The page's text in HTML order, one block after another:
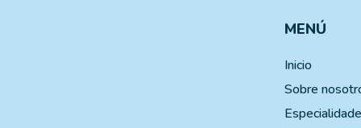
MENÚ
Inicio
Sobre